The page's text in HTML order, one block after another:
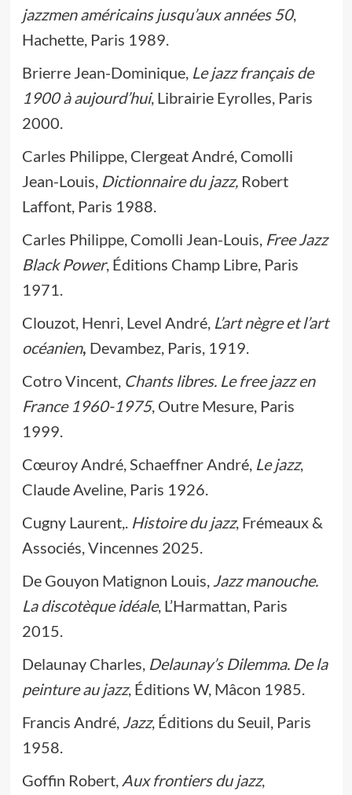
jazzmen américains jusqu’aux années 50,
Hachette, Paris 1989.
Brierre Jean-Dominique, Le jazz français de
1900 à aujourd’hui, Librairie Eyrolles, Paris
2000.
Carles Philippe, Clergeat André, Comolli
Jean-Louis, Dictionnaire du jazz,Robert
Laffont, Paris 1988.
Carles Philippe, Comolli Jean-Louis, Free Jazz
Black Power, Éditions Champ Libre, Paris
1971.
Clouzot, Henri, Level André, L’art nègre et l’art
océanien, Devambez, Paris, 1919.
Cotro Vincent, Chants libres. Le free jazz en
France 1960-1975, Outre Mesure, Paris
1999.
Cœuroy André, Schaeffner André, Le jazz,
Claude Aveline, Paris 1926.
Cugny Laurent,. Histoire du jazz, Frémeaux &
Associés, Vincennes 2025.
De Gouyon Matignon Louis, Jazz manouche.
La discotèque idéale, L’Harmattan, Paris
2015.
Delaunay Charles, Delaunay’s Dilemma. De la
peinture au jazz, Éditions W, Mâcon 1985.
Francis André, Jazz, Éditions du Seuil, Paris
1958.
Goffin Robert, Aux frontiers du jazz,